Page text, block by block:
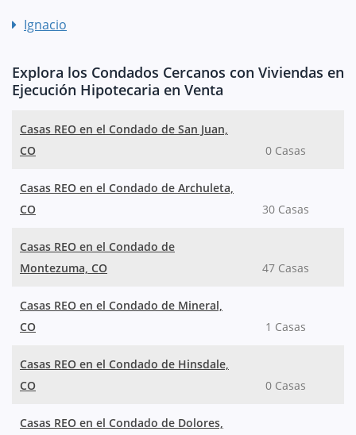
Ignacio
Explora los Condados Cercanos con Viviendas en
Ejecución Hipotecaria en Venta
Casas REO en el Condado de San Juan,
CO
0 Casas
Casas REO en el Condado de Archuleta,
CO
30 Casas
Casas REO en el Condado de
Montezuma, CO
47 Casas
Casas REO en el Condado de Mineral,
CO
1 Casas
Casas REO en el Condado de Hinsdale,
CO
0 Casas
Casas REO en el Condado de Dolores,